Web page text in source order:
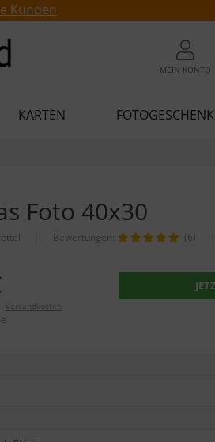
Kunden
MEIN KONTO
KARTEN
Foto 40x30
Bewertungen: (6)
Versandkosten